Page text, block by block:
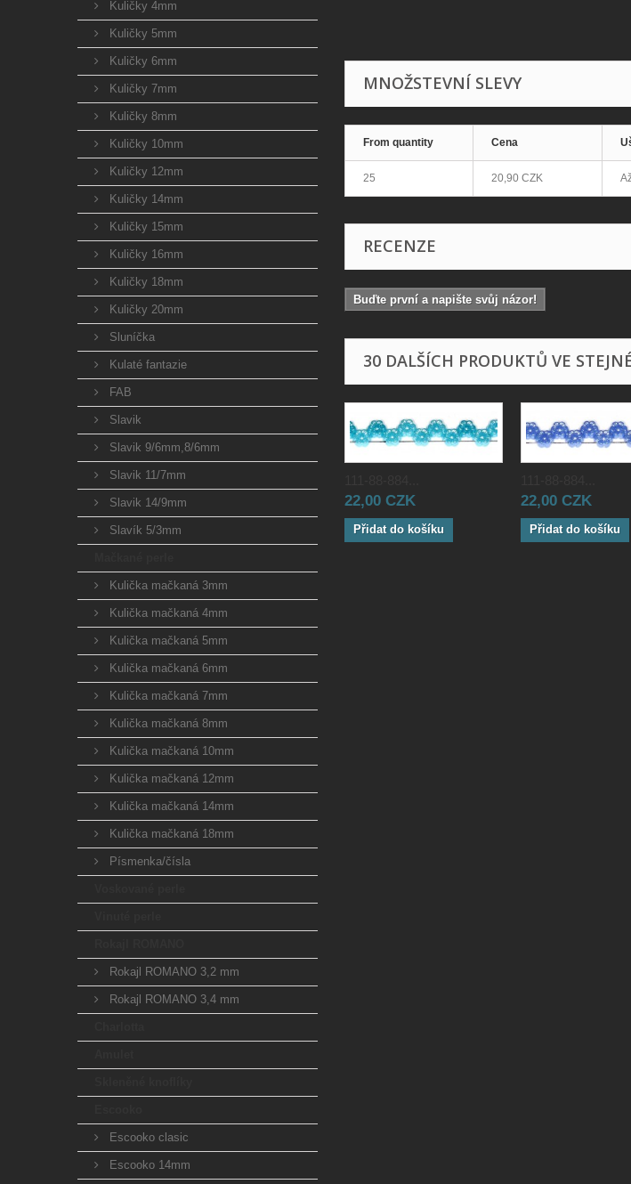
Kuličky 4mm
Kuličky 5mm
Kuličky 6mm
Kuličky 7mm
Kuličky 8mm
Kuličky 10mm
Kuličky 12mm
Kuličky 14mm
Kuličky 15mm
Kuličky 16mm
Kuličky 18mm
Kuličky 20mm
Sluníčka
Kulaté fantazie
FAB
Slavik
Slavik 9/6mm,8/6mm
Slavik 11/7mm
Slavik 14/9mm
Slavík 5/3mm
Kulička mačkaná 3mm
Kulička mačkaná 4mm
Kulička mačkaná 5mm
Kulička mačkaná 6mm
Kulička mačkaná 7mm
Kulička mačkaná 8mm
Kulička mačkaná 10mm
Kulička mačkaná 12mm
Kulička mačkaná 14mm
Kulička mačkaná 18mm
Písmenka/čísla
Rokajl ROMANO 3,2 mm
Rokajl ROMANO 3,4 mm
Escooko clasic
Escooko 14mm
MNOŽSTEVNÍ SLEVY
From quantity Cena
25 20,90 CZK
RECENZE
Buďte první a napište svůj názor!
30 DALŠÍCH PRODUKTŮ VE
22,00 CZK
Přidat do košíku
22,00 CZK
Přidat do košíku